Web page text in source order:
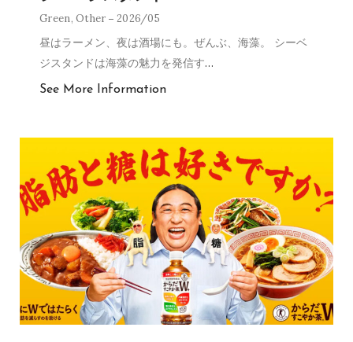
Green,Other 2026/05
昼はラーメン、夜は酒場にも。ぜんぶ、海藻。 シーベ
ジスタンドは海藻の魅力を発信す…
See More Information